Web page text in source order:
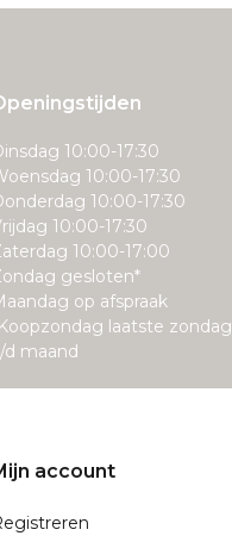
10:00-17:30
10:00-17:30
10:00-17:30
10:00-17:30
10:00-17:00
gesloten*
op afspraak
laatste zondag
d maand
account